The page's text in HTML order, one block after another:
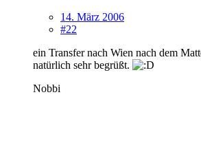
14. März 2006
#22
ein Transfer nach Wien nach dem
natürlich sehr begrüßt.
Nobbi